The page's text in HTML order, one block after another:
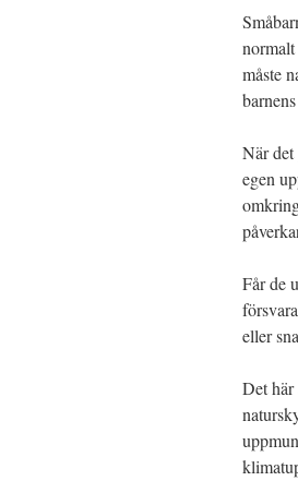
måste
När det
egen
Får de
eller
Det